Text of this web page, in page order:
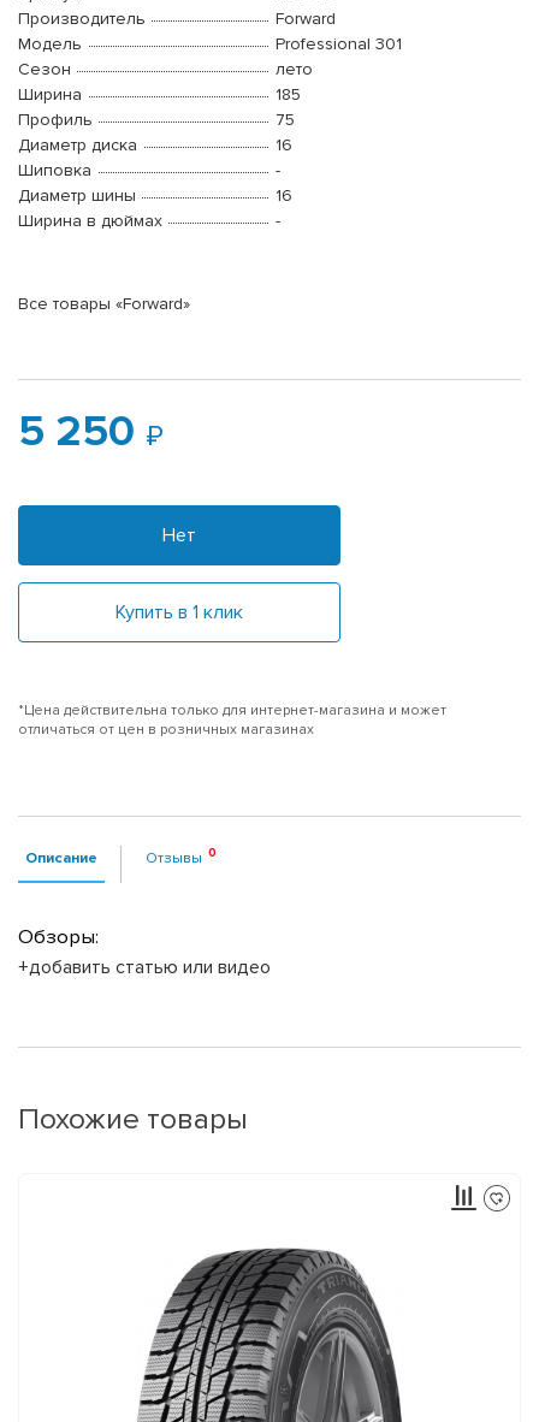
Производитель
Forward
Модель
Professional 301
Сезон
лето
Ширина
185
Профиль
75
Диаметр диска
16
Шиповка
-
Диаметр шины
16
Ширина в дюймах
-
Все товары «Forward»
5 250
Нет
Купить в 1 клик
*Цена действительна только для интернет-магазина и может
отличаться от цен в розничных магазинах
Описание Отзывы
Обзоры:
+добавить статью или видео
Похожие товары